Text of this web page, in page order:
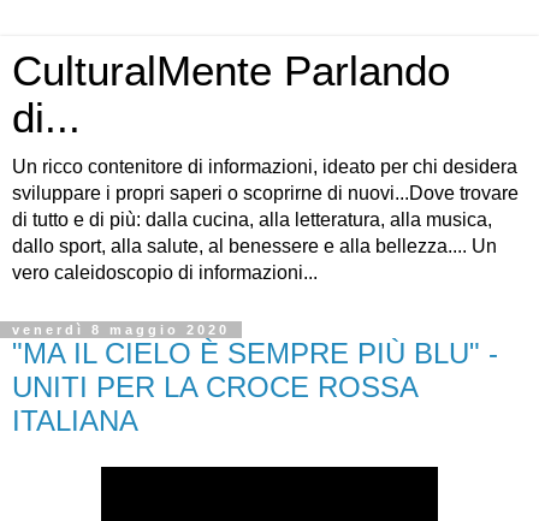
CulturalMente Parlando
di...
Un ricco contenitore di informazioni, ideato per chi desidera
sviluppare i propri saperi o scoprirne di nuovi...Dove trovare
di tutto e di più: dalla cucina, alla letteratura, alla musica,
dallo sport, alla salute, al benessere e alla bellezza.... Un
vero caleidoscopio di informazioni...
venerdì 8 maggio 2020
"MA IL CIELO È SEMPRE PIÙ BLU" -
UNITI PER LA CROCE ROSSA
ITALIANA